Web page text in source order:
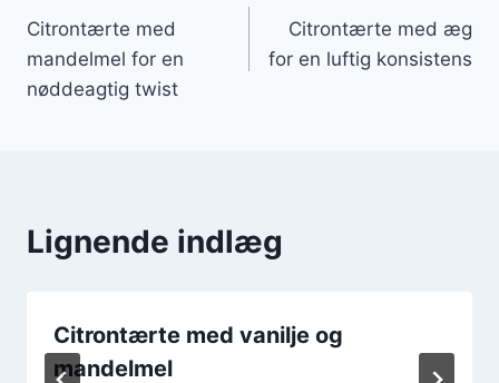
Citrontærte med
mandelmel for en
nøddeagtig twist
Citrontærte med æg
for en luftig konsistens
Lignende indlæg
Citrontærte med vanilje og
mandelmel